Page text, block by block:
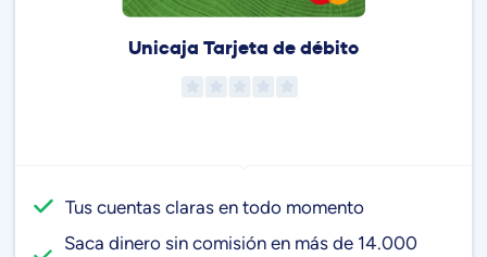
Unicaja Tarjeta de débito
Tus cuentas claras en todo momento
Saca dinero sin comisión en más de 14.000